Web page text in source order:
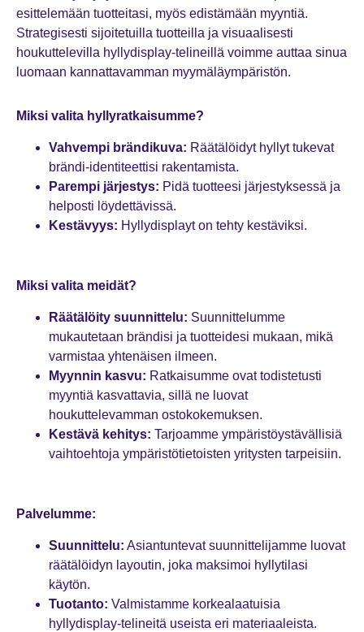
esittelemään tuotteitasi, myös edistämään myyntiä.
Strategisesti sijoitetuilla tuotteilla ja visuaalisesti
houkuttelevilla hyllydisplay-telineillä voimme auttaa sinua
luomaan kannattavamman myymäläympäristön.
Miksi valita hyllyratkaisumme?
Vahvempi brändikuva: Räätälöidyt hyllyt tukevat
brändi-identiteettisi rakentamista.
Parempi järjestys: Pidä tuotteesi järjestyksessä ja
helposti löydettävissä.
Kestävyys: Hyllydisplayt on tehty kestäviksi.
Miksi valita meidät?
Räätälöity suunnittelu: Suunnittelumme
mukautetaan brändisi ja tuotteidesi mukaan, mikä
varmistaa yhtenäisen ilmeen.
Myynnin kasvu: Ratkaisumme ovat todistetusti
myyntiä kasvattavia, sillä ne luovat
houkuttelevamman ostokokemuksen.
Kestävä kehitys: Tarjoamme ympäristöystävällisiä
vaihtoehtoja ympäristötietoisten yritysten tarpeisiin.
Palvelumme:
Suunnittelu: Asiantuntevat suunnittelijamme luovat
räätälöidyn layoutin, joka maksimoi hyllytilasi
käytön.
Tuotanto: Valmistamme korkealaatuisia
hyllydisplay-telineitä useista eri materiaaleista.